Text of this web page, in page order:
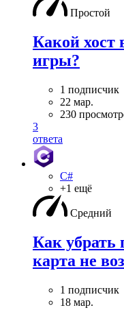
Простой
Какой хост
игры?
1 подписчик
22 мар.
230
3
ответа
C#
+1 ещё
Средний
Как убрать
карта не
1 подписчик
18 мар.